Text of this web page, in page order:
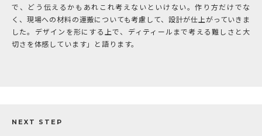
で、どう伝えるかもあれこれ考えないといけない。作り方だけでな
く、現場への材料の運搬についても考慮して、設計が仕上がっていきま
した。デザインを形にする上で、ディティールまで考える難しさと大
切さを体感しています」と語ります。
NEXT STEP